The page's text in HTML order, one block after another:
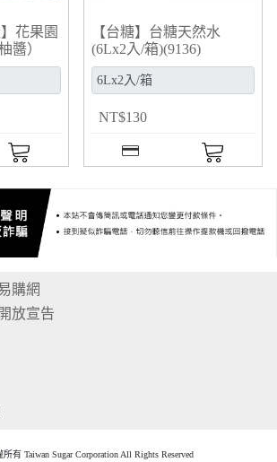
花果園
醬）
【台糖】台糖天然水
(6Lx2入/箱)(9136)
NT$130
購網
放宣告
有 Taiwan Sugar Corporation All Rights Reserved